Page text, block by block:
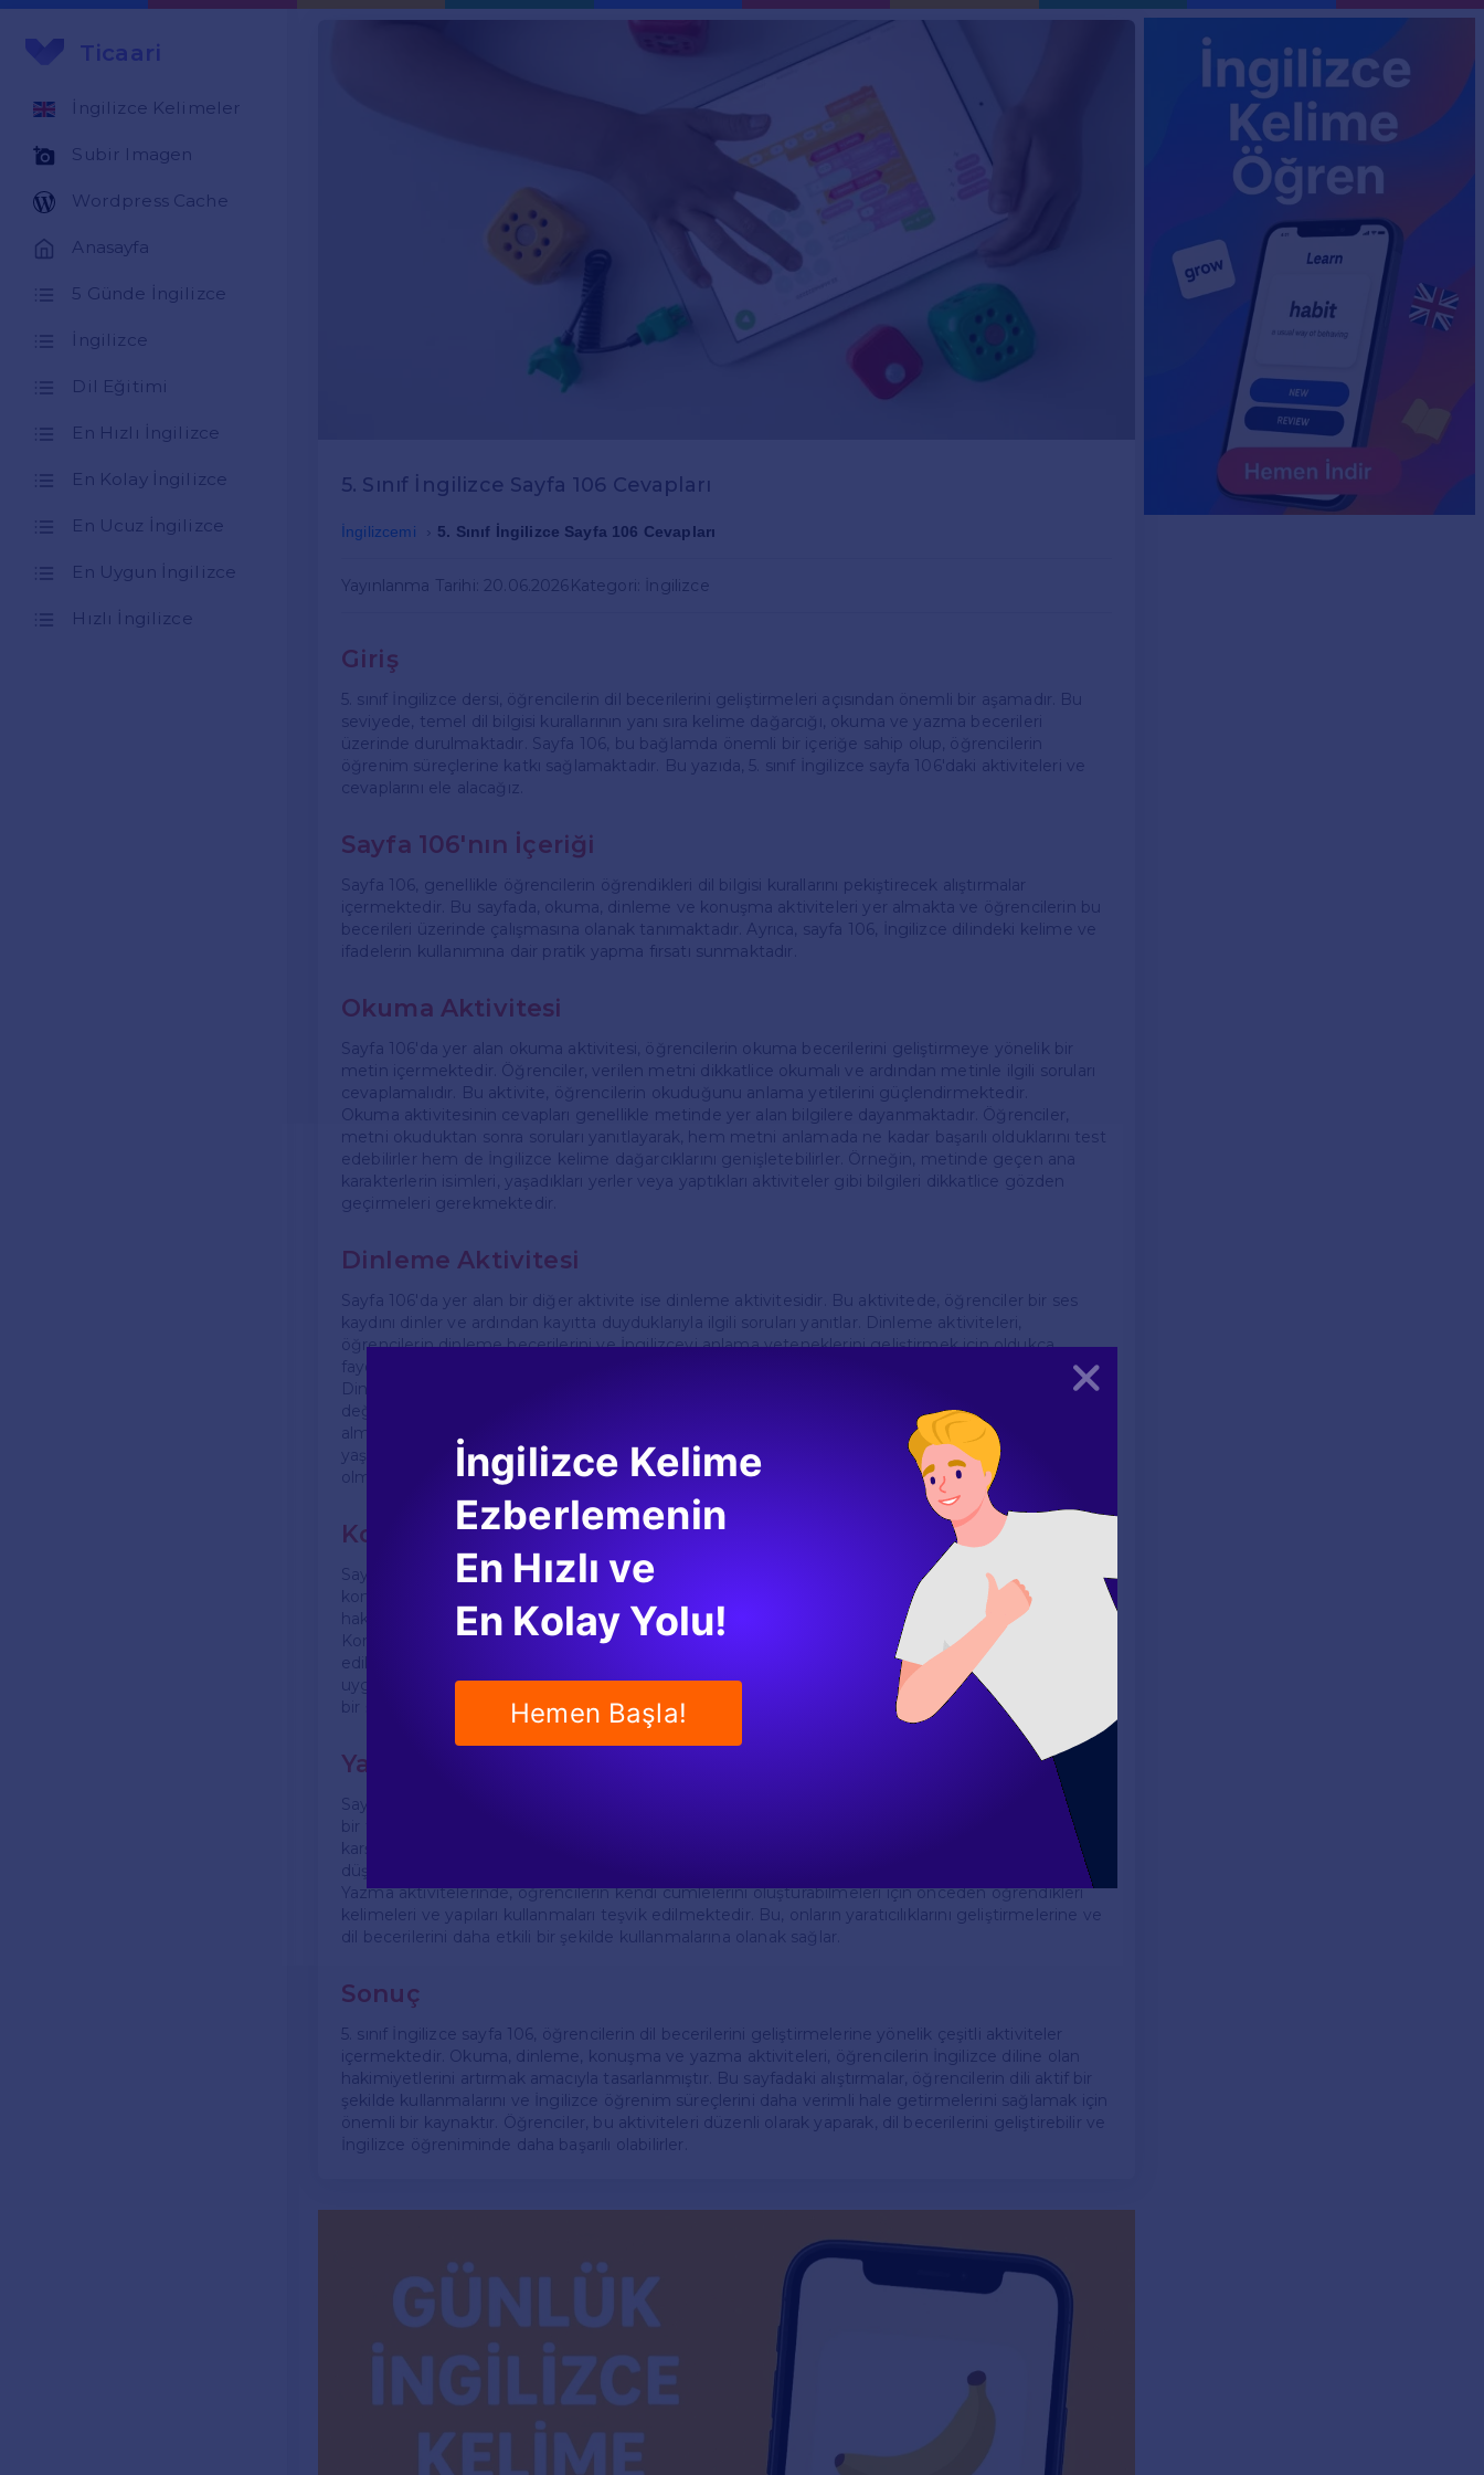
Ticaari
İngilizce Kelimeler
Subir Imagen
Wordpress Cache
Anasayfa
5 Günde İngilizce
İngilizce
Dil Eğitimi
En Hızlı İngilizce
En Kolay İngilizce
En Ucuz İngilizce
En Uygun İngilizce
Hızlı İngilizce
5. Sınıf İngilizce Sayfa 106 Cevapları
İngilizcemi 5. Sınıf İngilizce Sayfa 106 Cevapları
Yayınlanma Tarihi: 20.06.2026 Kategori: İngilizce
Giriş
5. sınıf İngilizce dersi, öğrencilerin dil becerilerini geliştirmeleri açısından önemli bir aşamadır. Bu
seviyede, temel dil bilgisi kurallarının yanı sıra kelime dağarcığı, okuma ve yazma becerileri
üzerinde durulmaktadır. Sayfa 106, bu bağlamda önemli bir içeriğe sahip olup, öğrencilerin
öğrenim süreçlerine katkı sağlamaktadır. Bu yazıda, 5. sınıf İngilizce sayfa 106'daki aktiviteleri ve
cevaplarını ele alacağız.
Sayfa 106'nın İçeriği
Sayfa 106, genellikle öğrencilerin öğrendikleri dil bilgisi kurallarını pekiştirecek alıştırmalar
içermektedir. Bu sayfada, okuma, dinleme ve konuşma aktiviteleri yer almakta ve öğrencilerin bu
becerileri üzerinde çalışmasına olanak tanımaktadır. Ayrıca, sayfa 106, İngilizce dilindeki kelime ve
ifadelerin kullanımına dair pratik yapma fırsatı sunmaktadır.
Okuma Aktivitesi
Sayfa 106'da yer alan okuma aktivitesi, öğrencilerin okuma becerilerini geliştirmeye yönelik bir
metin içermektedir. Öğrenciler, verilen metni dikkatlice okumalı ve ardından metinle ilgili soruları
cevaplamalıdır. Bu aktivite, öğrencilerin okuduğunu anlama yetilerini güçlendirmektedir.
Okuma aktivitesinin cevapları genellikle metinde yer alan bilgilere dayanmaktadır. Öğrenciler,
metni okuduktan sonra soruları yanıtlayarak, hem metni anlamada ne kadar başarılı olduklarını test
edebilirler hem de İngilizce kelime dağarcıklarını genişletebilirler. Örneğin, metinde geçen ana
karakterlerin isimleri, yaşadıkları yerler veya yaptıkları aktiviteler gibi bilgileri dikkatlice gözden
geçirmeleri gerekmektedir.
Dinleme Aktivitesi
Sayfa 106'da yer alan bir diğer aktivite ise dinleme aktivitesidir. Bu aktivitede, öğrenciler bir ses
kaydını dinler ve ardından kayıtta duyduklarıyla ilgili soruları yanıtlar. Dinleme aktiviteleri,
öğrencilerin dinleme becerilerini ve İngilizceyi anlama yeteneklerini geliştirmek için oldukça
faydalıdır.
Dinleme aktivitesinin cevapları, öğrencilerin ses kaydını ne kadar dikkatli dinlediklerine bağlı olarak
değişiklik göstermektedir. Öğrencilerin, ses kaydında geçen önemli kelimeleri ve ifadeleri not
alması, doğru cevaplar vermelerine yardımcı olabilir. Bu tür aktiviteler, öğrencilerin gerçek
yaşamda İngilizce konuşulan ortamlarda nasıl iletişim kurabileceklerini anlamalarına yardımcı
olmaktadır.
Konuşma Aktivitesi
Sayfa 106'nın bir diğer önemli bölümü ise konuşma aktivitesidir. Bu aktivite, öğrencilerin İngilizce
konuşma becerilerini geliştirmek amacıyla tasarlanmıştır. Öğrenciler genellikle belirli bir konu
hakkında arkadaşlarıyla konuşur ve bu sayede iletişim becerilerini pekiştirirler.
Konuşma aktivitelerinde, öğrencilerin belirli ifadeleri kullanarak cümleler kurmaları teşvik
edilmektedir. Bu, onların kelime dağarcıklarını genişletmelerine ve dil bilgisi kurallarını
uygulamalarına olanak tanır. Öğrencilerin, konuşma sırasında kendilerine güven duymaları ve akıcı
bir şekilde konuşmaları önemlidir.
Yazma Aktivitesi
Sayfa 106'da yer alan yazma aktivitesi, öğrencilerin yazılı ifade becerilerini geliştirmek için önemli
bir fırsattır. Öğrenciler, belirli bir konu üzerine kısa paragraflar yazmaları istenen bir alıştırma ile
karşılaşabilirler. Yazma etkinlikleri, dil bilgisi kurallarını uygulama, kelime dağarcığını kullanma ve
düşüncelerini yazılı olarak ifade etme becerilerini geliştirmelerine yardımcı olur.
Yazma aktivitelerinde, öğrencilerin kendi cümlelerini oluşturabilmeleri için önceden öğrendikleri
kelimeleri ve yapıları kullanmaları teşvik edilmektedir. Bu, onların yaratıcılıklarını geliştirmelerine ve
dil becerilerini daha etkili bir şekilde kullanmalarına olanak sağlar.
Sonuç
5. sınıf İngilizce sayfa 106, öğrencilerin dil becerilerini geliştirmelerine yönelik çeşitli aktiviteler
içermektedir. Okuma, dinleme, konuşma ve yazma aktiviteleri, öğrencilerin İngilizce diline olan
hakimiyetlerini artırmak amacıyla tasarlanmıştır. Bu sayfadaki alıştırmalar, öğrencilerin dili aktif bir
şekilde kullanmalarını ve İngilizce öğrenim süreçlerini daha verimli hale getirmelerini sağlamak için
önemli bir kaynaktır. Öğrenciler, bu aktiviteleri düzenli olarak yaparak, dil becerilerini geliştirebilir ve
İngilizce öğreniminde daha başarılı olabilirler.
Kapat
İngilizce Kelime
Ezberlemenin
En Hızlı ve
En Kolay Yolu!
Hemen Başla!